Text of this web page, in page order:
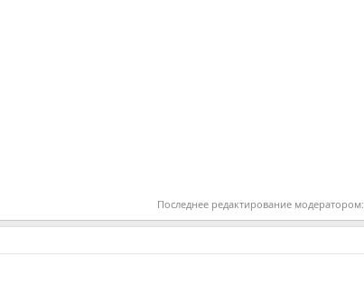
Последнее редактирование модератором: